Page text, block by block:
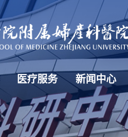
医疗服务 新闻中心